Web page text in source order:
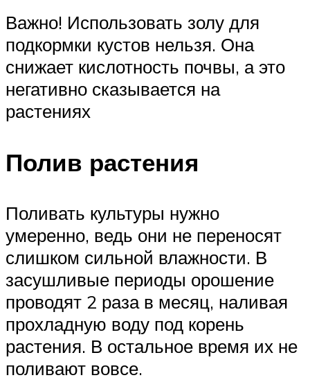
Важно! Использовать золу для
подкормки кустов нельзя. Она
снижает кислотность почвы, а это
негативно сказывается на
растениях
Полив растения
Поливать культуры нужно
умеренно, ведь они не переносят
слишком сильной влажности. В
засушливые периоды орошение
проводят 2 раза в месяц, наливая
прохладную воду под корень
растения. В остальное время их не
поливают вовсе.